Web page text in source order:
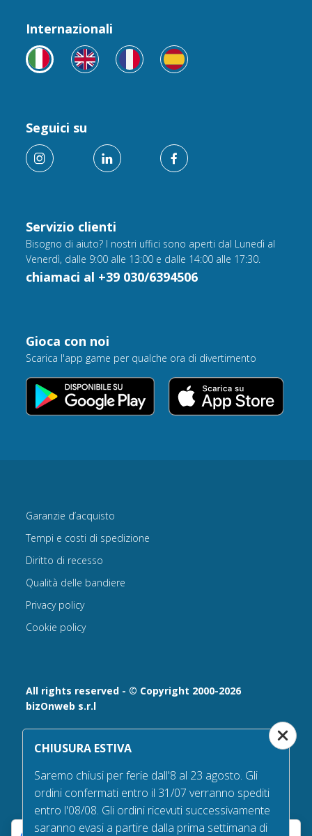
Servizio clienti
Bisogno di aiuto? I nostri uffici sono aperti dal Lunedì al
Venerdì, dalle 9:00 alle 13:00 e dalle 14:00 alle 17:30.
chiamaci al +39 030/6394506
Internazionali
Seguici su
Gioca con noi
Scarica l'app game per qualche ora di divertimento
All rights reserved - © Copyright 2000-2026
bizOnweb s.r.l
Via Fratelli Bandiera 18, 25122 - Brescia, Italia
P.IVA 02232630984 - Iscrizione presso la Camera di
n° REA 432569 Capitale sociale versato Euro 25.000,00.
Tel +39.030 6394506
Garanzie d’acquisto
Tempi e costi di spedizione
Diritto di recesso
Qualità delle bandiere
Privacy policy
Cookie policy
CHIUSURA ESTIVA
Saremo chiusi per ferie dall'8 al 23 agosto. Gli
ordini confermati entro il 31/07 verranno spediti
entro l'08/08. Gli ordini ricevuti successivamente
saranno evasi a partire dalla prima settimana di